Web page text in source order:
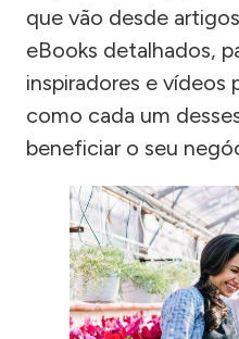
que vão desde
eBooks detalhados,
inspiradores e vídeos
como cada um
beneficiar o seu